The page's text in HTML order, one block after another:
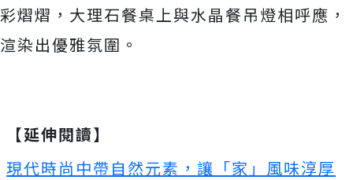
彩熠熠，大理石餐桌上與水晶餐吊燈相呼應，
渲染出優雅氛圍。
【延伸閱讀】
現代時尚中帶自然元素，讓「家」風味淳厚